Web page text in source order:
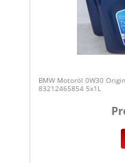
BMW Motoröl 0W30
83212465854 5x1L